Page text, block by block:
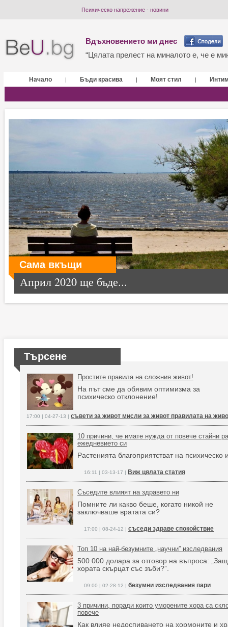
Психическо напрежение - новини
Вдъхновението ми днес
“Цялата прелест на миналото е, че е
Начало | Бъди красива | Моят стил |
Сама вкъщи
Април 2020 ще бъде...
Търсене
Простите правила на сложния живот!
На път сме да обявим оптимизма за
психическо отклонение!
17:00 | 04-27-13 | съвети за живот мисли за живот правилата на
10 причини, че имате нужда от повече стайни
ежедневието си
Растенията благоприятстват на психическо
16:11 | 03-13-17 | Виж цялата статия
Съседите влияят на здравето ни
Помните ли какво беше, когато никой не
заключваше вратата си?
17:00 | 08-24-12 | съседи здраве спокойствие
Топ 10 на най-безумните „научни” изследвания
500 000 долара за отговор на въпроса:
хората скърцат със зъби?”.
09:00 | 02-28-12 | безумни изследвания пари
3 причини, поради които уморените хора са
повече
Как влияе недоспиването на хормоните и